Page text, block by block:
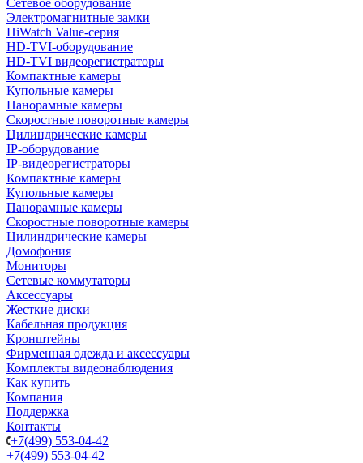
Сетевое оборудование
Электромагнитные замки
HiWatch Value-серия
HD-TVI-оборудование
HD-TVI видеорегистраторы
Компактные камеры
Купольные камеры
Панорамные камеры
Скоростные поворотные камеры
Цилиндрические камеры
IP-оборудование
IP-видеорегистраторы
Компактные камеры
Купольные камеры
Панорамные камеры
Скоростные поворотные камеры
Цилиндрические камеры
Домофония
Мониторы
Сетевые коммутаторы
Аксессуары
Жесткие диски
Кабельная продукция
Кронштейны
Фирменная одежда и аксессуары
Комплекты видеонаблюдения
Как купить
Компания
Поддержка
Контакты
+7(499) 553-04-42
+7(499) 553-04-42